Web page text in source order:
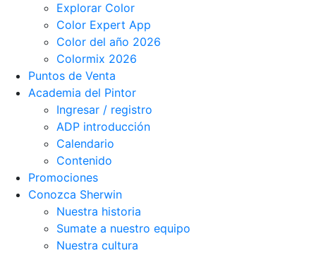
Explorar Color
Color Expert App
Color del año 2026
Colormix 2026
Puntos de Venta
Academia del Pintor
Ingresar / registro
ADP introducción
Calendario
Contenido
Promociones
Conozca Sherwin
Nuestra historia
Sumate a nuestro equipo
Nuestra cultura